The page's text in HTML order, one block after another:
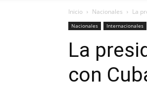
Inicio Nacionales La
Nacionales Internacionales
La
con